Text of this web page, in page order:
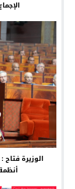
الوزيرة